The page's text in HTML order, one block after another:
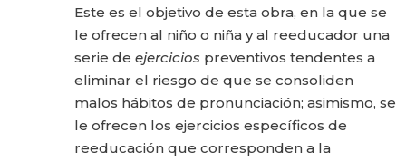
Este es el objetivo de esta obra, en la que se
le ofrecen al niño o niña y al reeducador una
serie de ejercicios preventivos tendentes a
eliminar el riesgo de que se consoliden
malos hábitos de pronunciación; asimismo, se
le ofrecen los ejercicios específicos de
reeducación que corresponden a la